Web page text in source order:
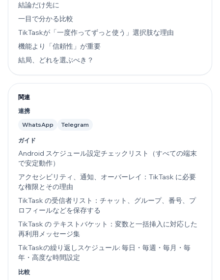
結論だけ先に
一目で分かる比較
TikTaskが「一度作ってずっと使う」選択肢な理由
機能より「信頼性」が重要
結局、どれを選ぶべき？
関連
連携
WhatsApp
Telegram
ガイド
Android スケジュール設定チェックリスト（すべての端末
で安定動作）
アクセシビリティ、通知、オーバーレイ：TikTask に必要
な権限とその理由
TikTask の受信者リスト：チャット、グループ、番号、プ
ロフィールなどを保存する
TikTask の テキストバケット：変数と一括挿入に対応した
再利用メッセージ集
TikTaskの繰り返しスケジュール: 毎日・毎週・毎月・毎
年・高度な時間設定
比較